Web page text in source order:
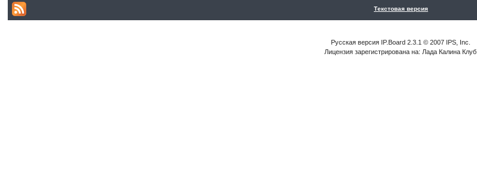
Текстовая версия
Русская версия IP.Board 2.3.1 © 2007 IPS, Inc.
Лицензия зарегистрирована на: Лада Калина Клуб